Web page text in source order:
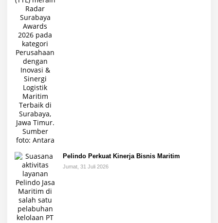
Pelindo Perkuat Kinerja Bisnis Maritim
Jumat, 31 Juli 2026